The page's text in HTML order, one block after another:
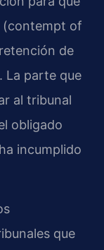
(contempt of
de
La parte que
al tribunal
obligado
incumplido
que